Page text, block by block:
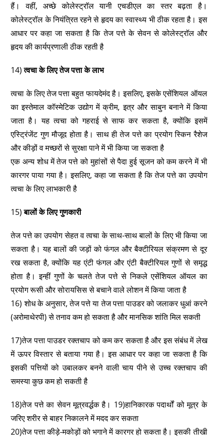
हैं। वहीं, अच्छे कोलेस्ट्रॉल यानी एचडीएल का स्तर बढ़ता है।
कोलेस्ट्रॉल के नियंत्रित रहने से हृदय का स्वास्थ्य भी ठीक रहता है। इस
आधार पर कहा जा सकता है कि तेज पत्ते के सेवन से कोलेस्ट्रॉल और
हृदय की कार्यप्रणाली ठीक रहती है
14)त्वचा के लिए तेज पत्ता के लाभ
त्वचा के लिए तेज पत्ता बहुत फायदेमंद है। इसलिए, इसके एसेंशियल ऑयल
का इस्तेमाल कॉस्मेटिक उद्योग में क्रीम, इत्र और साबुन बनाने में किया
जाता है। यह त्वचा को गहराई से साफ कर सकता है, क्योंकि इसमें
एस्ट्रिंजेंट गुण मौजूद होता है। साथ ही तेज पत्ते का प्रयोग स्किन रैशेज
और कीड़ों व मच्छरों से सुरक्षा पाने में भी किया जा सकता है
एक अन्य शोध में तेज पत्ते को मुहांसों से पैदा हुई सूजन को कम करने में भी
कारगर पाया गया है। इसलिए, कहा जा सकता है कि तेज पत्ते का उपयोग
त्वचा के लिए लाभकारी है
15)बालों के लिए गुणकारी
तेज पत्ते का उपयोग सेहत व त्वचा के साथ-साथ बालों के लिए भी किया जा
सकता है। यह बालों की जड़ों को फंगल और बैक्टीरियल संक्रमण से दूर
रख सकता है, क्योंकि यह एंटी फंगल और एंटी बैक्टीरियल गुणों से समृद्ध
होता है। इन्हीं गुणों के चलते तेज पत्ते से निकले एसेंशियल ऑयल का
प्रयोग रूसी और सोरायसिस से बचाने वाले लोशन में किया जाता है
16) शोध के अनुसार, तेज पत्ते या तेज पत्ता पाउडर को जलाकर धुआं करने
(अरोमाथेरपी) से तनाव कम हो सकता है और मानसिक शांति मिल सकती
17)तेज पत्ता पाउडर रक्तचाप को कम कर सकता है और इस संबंध में लेख
में ऊपर विस्तार से बताया गया है। इस आधार पर कहा जा सकता है कि
इसकी पत्तियों को उबालकर बनने वाली चाय पीने से उच्च रक्तचाप की
समस्या कुछ कम हो सकती है
18)तेज पत्ते का सेवन मूत्रवर्द्धक है। 19)हानिकारक पदार्थों को मूत्र के
जरिए शरीर से बाहर निकालने में मदद कर सकता
20)तेज पत्ता कीड़े-मकोड़ों को भगाने में कारगर हो सकता है। इसकी तीखी